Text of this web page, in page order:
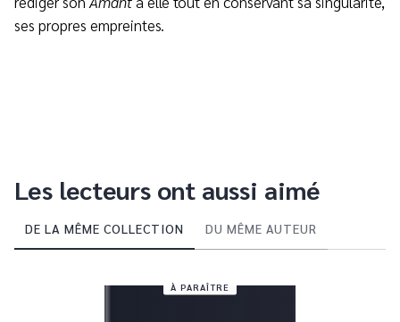
ses propres empreintes.
Les lecteurs ont aussi aimé
DE LA MÊME COLLECTION DU MÊME AUTEUR
À PARAÎTRE